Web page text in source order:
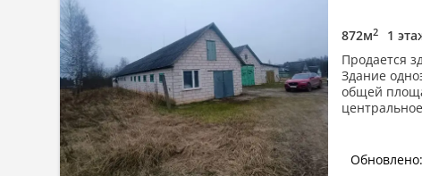
872м2 1
Продается
Здание
общей